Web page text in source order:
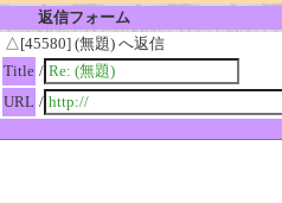
返信フォーム
△[45580] (無題) へ返信
Title /
URL /